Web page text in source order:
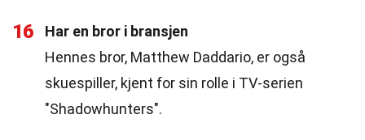
16
Har en bror i bransjen
Hennes bror, Matthew Daddario, er også
skuespiller, kjent for sin rolle i TV-serien
"Shadowhunters".